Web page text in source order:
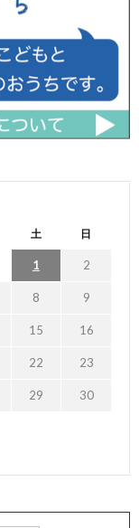
土 日
1 2
8 9
15 16
22 23
29 30